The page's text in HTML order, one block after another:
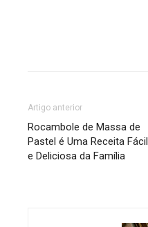
Artigo anterior
Rocambole de Massa de
Pastel é Uma Receita Fácil
e Deliciosa da Família